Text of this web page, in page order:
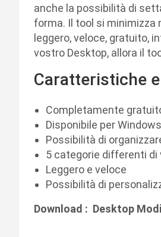
anche la possibilità di
forma. Il tool si minimizza
leggero, veloce, gratuito,
vostro Desktop, allora il
Caratteristiche
Completamente
Disponibile per
Possibilità di
5 categorie differenti di
Leggero e veloce
Possibilità di
Download : Desktop